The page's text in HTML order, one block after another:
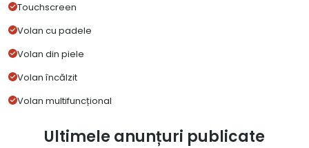
Touchscreen
Volan cu padele
Volan din piele
Volan încălzit
Volan multifuncțional
Ultimele anunțuri publicate